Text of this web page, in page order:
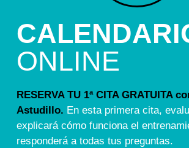
ONLINE
RESERVA TU 1ª CITA GRATUITA
Astudillo. En esta primera cita,
explicará cómo funciona el
responderá a todas tus preguntas.